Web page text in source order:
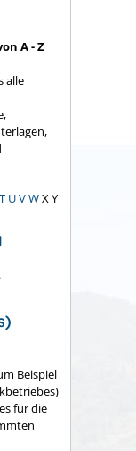
A - Z
alle
T UVWX Y
Beispiel
für die